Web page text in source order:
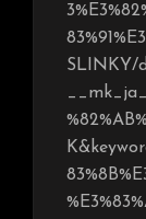
SLINKY/